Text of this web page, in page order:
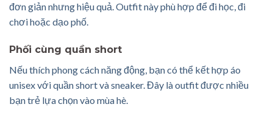
đơn giản nhưng hiệu quả. Outfit này phù hợp để đi học, đi
chơi hoặc dạo phố.
Phối cùng quần short
Nếu thích phong cách năng động, bạn có thể kết hợp áo
unisex với quần short và sneaker. Đây là outfit được nhiều
bạn trẻ lựa chọn vào mùa hè.